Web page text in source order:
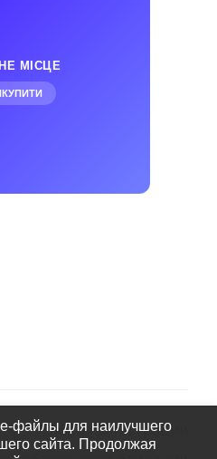
МІСЦЕ
Условия регистрации
файлы для наилучшего
сайта. Продолжая